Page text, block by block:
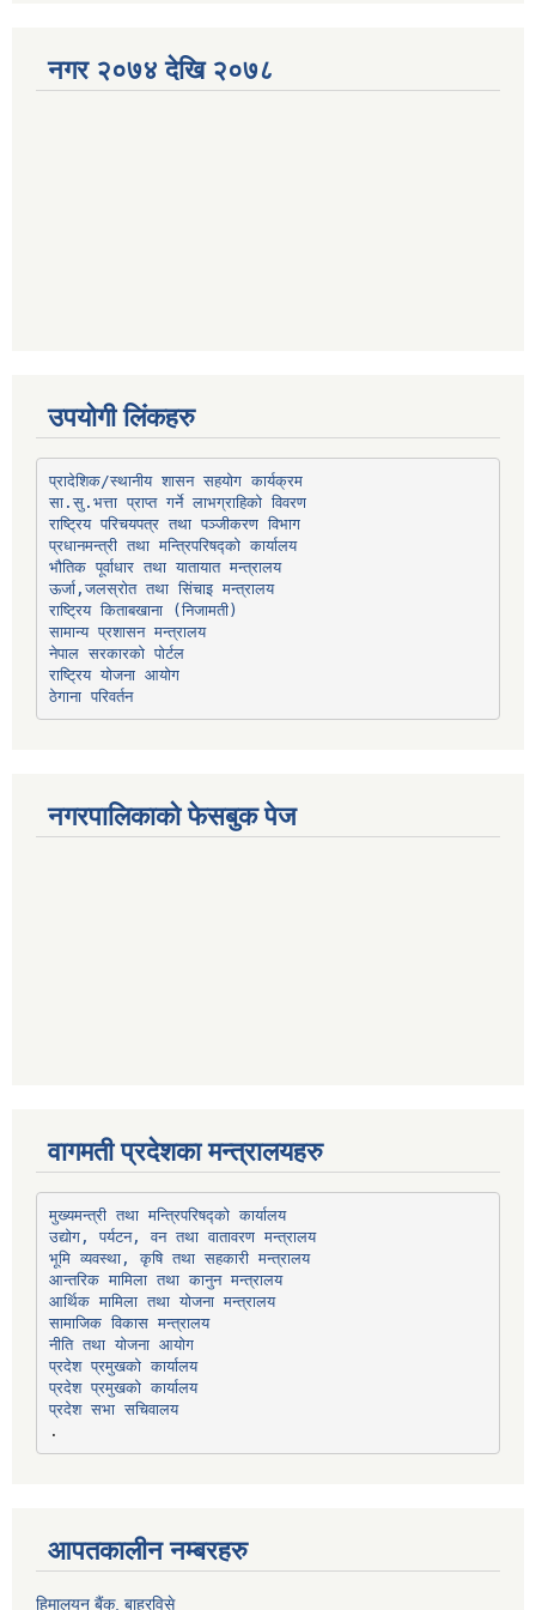
नगर २०७४ देखि २०७८
उपयोगी लिंकहरु
प्रादेशिक/स्थानीय शासन सहयोग कार्यक्रम
सा.सु.भत्ता प्राप्त गर्ने लाभग्राहिको विवरण
राष्ट्रिय परिचयपत्र तथा पञ्‍जीकरण विभाग
प्रधानमन्त्री तथा मन्त्रिपरिषद्को कार्यालय
भौतिक पूर्वाधार तथा यातायात मन्त्रालय
ऊर्जा,जलस्रोत तथा सिंचाइ मन्त्रालय
सामान्य प्रशासन मन्त्रालय
नेपाल सरकारको पोर्टल
राष्ट्रिय योजना आयोग
ठेगाना परिवर्तन
नगरपालिकाको फेसबुक पेज
वागमती प्रदेशका मन्त्रालयहरु
मुख्यमन्त्री तथा मन्त्रिपरिषद्को कार्यालय
उद्योग, पर्यटन, वन तथा वातावरण मन्त्रालय
भूमि व्यवस्था, कृषि तथा सहकारी मन्त्रालय
आन्तरिक मामिला तथा कानुन मन्त्रालय
आर्थिक मामिला तथा योजना मन्त्रालय
सामाजिक विकास मन्त्रालय
नीति तथा योजना आयोग
प्रदेश प्रमुखको कार्यालय
प्रदेश प्रमुखको कार्यालय
प्रदेश सभा सचिवालय
आपतकालीन नम्बरहरु
हिमालयन बैंक, बाह्रविसे